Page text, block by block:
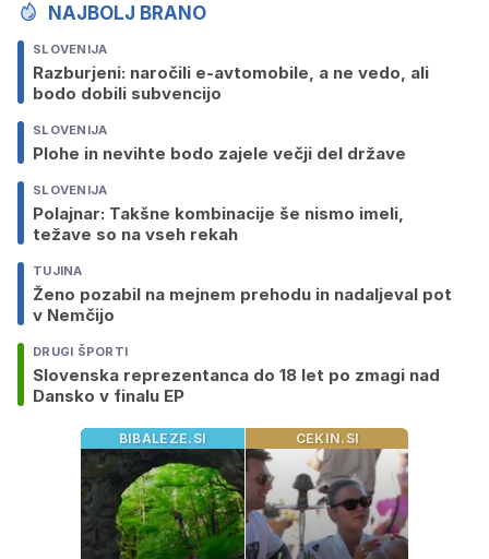
NAJBOLJ BRANO
SLOVENIJA
Razburjeni: naročili e-avtomobile, a ne vedo, ali
bodo dobili subvencijo
SLOVENIJA
Plohe in nevihte bodo zajele večji del države
SLOVENIJA
Polajnar: Takšne kombinacije še nismo imeli,
težave so na vseh rekah
TUJINA
Ženo pozabil na mejnem prehodu in nadaljeval pot
v Nemčijo
DRUGI ŠPORTI
Slovenska reprezentanca do 18 let po zmagi nad
Dansko v finalu EP
BIBALEZE.SI CEKIN.SI